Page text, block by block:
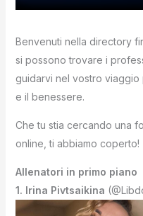
Benvenuti nella directory
si possono trovare i
guidarvi nel vostro viaggio
e il benessere.
Che tu stia cercando una
online, ti abbiamo coperto!
Allenatori in primo piano
1. Irina Pivtsaikina